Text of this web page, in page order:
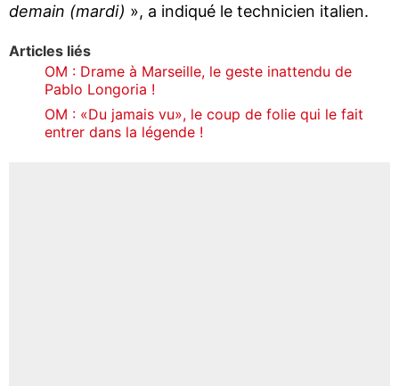
demain (mardi) », a indiqué le technicien italien.
Articles liés
OM : Drame à Marseille, le geste inattendu de
Pablo Longoria !
OM : «Du jamais vu», le coup de folie qui le fait
entrer dans la légende !